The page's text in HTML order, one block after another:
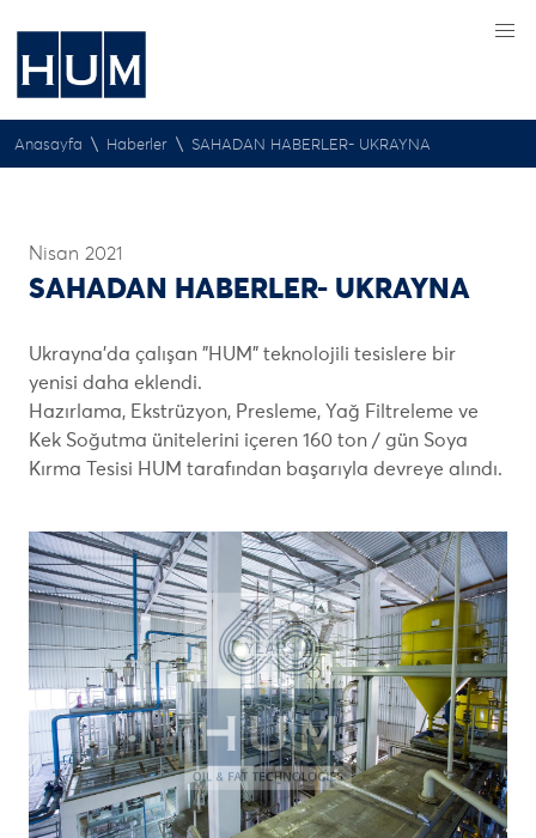
Anasayfa \ Haberler \ SAHADAN HABERLER- UKRAYNA
Nisan 2021
SAHADAN HABERLER- UKRAYNA
Ukrayna’da çalışan "HUM" teknolojili tesislere bir
yenisi daha eklendi.
Hazırlama, Ekstrüzyon, Presleme, Yağ Filtreleme ve
Kek Soğutma ünitelerini içeren 160 ton / gün Soya
Kırma Tesisi HUM tarafından başarıyla devreye alındı.